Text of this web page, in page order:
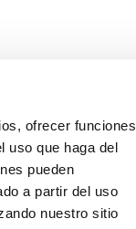
ofrecer funciones
uso que haga del
pueden
a partir del uso
nuestro sitio